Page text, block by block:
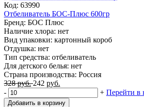
Код: 63990
Отбеливатель БОС-Плюс 600гр
Бренд: БОС Плюс
Наличие хлора: нет
Вид упаковки: картонный короб
Отдушка: нет
Тип средства: отбеливатель
Для детского белья: нет
Страна производства: Россия
328руб. 242 руб.
-
+ Перейти в
Добавить в корзину